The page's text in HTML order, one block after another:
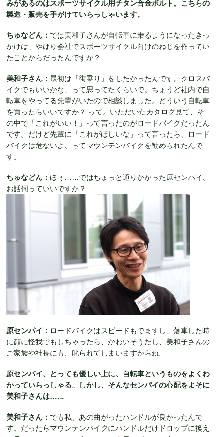
みがあるのはスポーツサイクル用チタン合金ボルト。こちらの
製造・販売を手がけていらっしゃいます。
ちゅなどん： では美和子さんが自転車に乗るようになったきっ
かけは、やはり会社でスポーツサイクル向けのねじを作ってい
たことからだったんですか？
美和子さん：最初は「街乗り」をしたかったんです。クロスバ
イクでもいいかな、って思ってたくらいで。ちょうど社内で自
転車をやってる先輩がいたので相談しました。どういう自転車
を買ったらいいですか？ って。いただいたカタログ見て、そ
の中で「これがいい！」って言ったのがロードバイクだったん
です。だけど先輩に「これがほしいな」って言ったら、ロード
バイクは危ないよ、ってマウンテンバイクを勧められたんで
す。
ちゅなどん：ほぅ……ではちょっと通りかかった原センパイ、
お話伺っていいですか？
原センパイ： ロードバイクはスピードもでますし、落車した時
に顔に怪我でもしちゃったら、かわいそうだし、美和子さんの
ご家族や社長にも、叱られてしまいますからね。
原センパイ、とっても優しい上に、自転車というものをよくわ
かっていらっしゃる。しかし、そんなセンパイの心配をよそに
美和子さんは……
美和子さん： でも私、あの曲がったハンドルが良かったんで
す。だったらマウンテンバイクにハンドルだけドロップに換え